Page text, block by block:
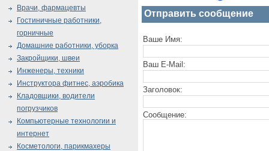
Отправить сообщение
Ваше Имя:
Ваш E-Mail:
Заголовок:
Сообщение:
Врачи, фармацевты
Гостиничные работники,
горничные
Домашние работники, уборка
Закройщики, швеи
Инженеры, техники
Инструктора фитнес, аэробика
Кладовщики, водители
погрузчиков
Компьютерные технологии и
интернет
Косметологи, парикмахеры